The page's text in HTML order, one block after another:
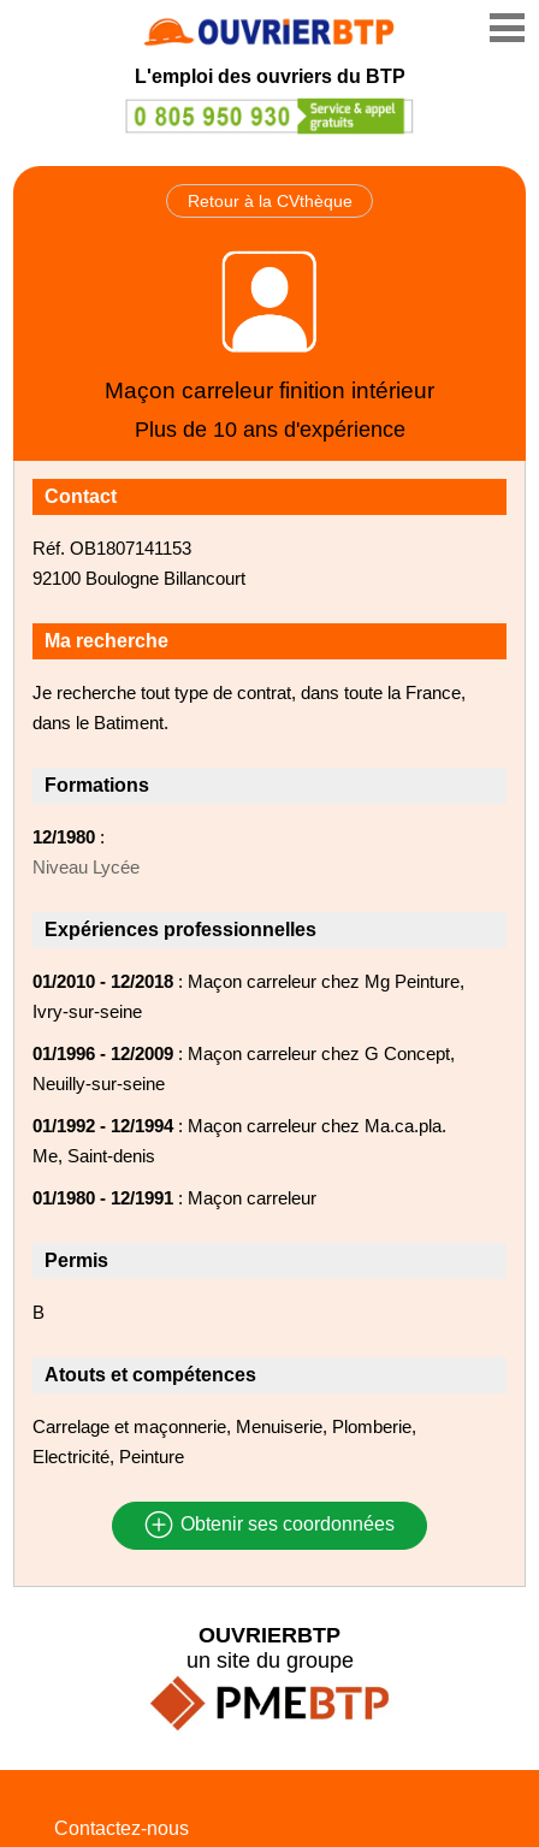
L'emploi des ouvriers du BTP
Retour à la CVthèque
Maçon carreleur finition intérieur
Plus de 10 ans d'expérience
Contact
Réf. OB1807141153
92100 Boulogne Billancourt
Ma recherche
Je recherche tout type de contrat, dans toute la France,
dans le Batiment.
Formations
12/1980 :
Niveau Lycée
Expériences professionnelles
01/2010 - 12/2018 : Maçon carreleur chez Mg Peinture,
Ivry-sur-seine
01/1996 - 12/2009 : Maçon carreleur chez G Concept,
Neuilly-sur-seine
01/1992 - 12/1994: Maçon carreleur chez Ma.ca.pla.
Me, Saint-denis
01/1980 - 12/1991 : Maçon carreleur
Permis
B
Atouts et compétences
Carrelage et maçonnerie, Menuiserie, Plomberie,
Electricité, Peinture
Obtenir ses coordonnées
OUVRIERBTP
un site du groupe
Contactez-nous